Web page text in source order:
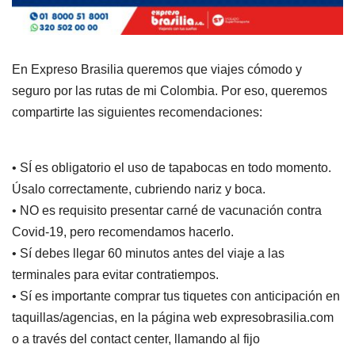
En Expreso Brasilia queremos que viajes cómodo y
seguro por las rutas de mi Colombia. Por eso, queremos
compartirte las siguientes recomendaciones:
• SÍ es obligatorio el uso de tapabocas en todo momento.
Úsalo correctamente, cubriendo nariz y boca.
• NO es requisito presentar carné de vacunación contra
Covid-19, pero recomendamos hacerlo.
• Sí debes llegar 60 minutos antes del viaje a las
terminales para evitar contratiempos.
• Sí es importante comprar tus tiquetes con anticipación en
taquillas/agencias, en la página web expresobrasilia.com
o a través del contact center, llamando al fijo